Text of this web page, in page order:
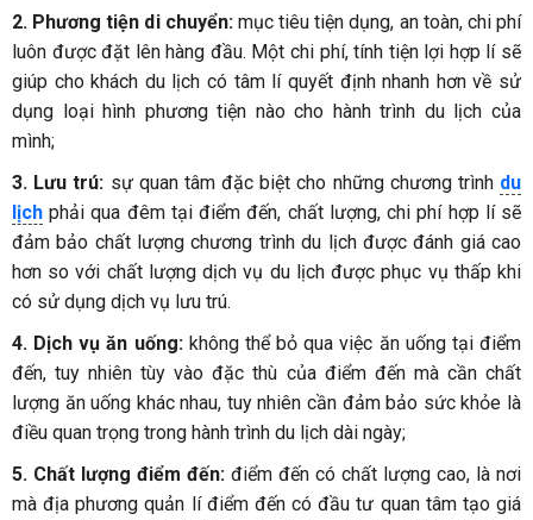
2. Phương tiện di chuyển:mục tiêu tiện dụng, an toàn, chi phí
luôn được đặt lên hàng đầu. Một chi phí, tính tiện lợi hợp lí sẽ
giúp cho khách du lịch có tâm lí quyết định nhanh hơn về sử
dụng loại hình phương tiện nào cho hành trình du lịch của
mình;
3. Lưu trú: sự quan tâm đặc biệt cho những chương trình du
lịch phải qua đêm tại điểm đến, chất lượng, chi phí hợp lí sẽ
đảm bảo chất lượng chương trình du lịch được đánh giá cao
hơn so với chất lượng dịch vụ du lịch được phục vụ thấp khi
có sử dụng dịch vụ lưu trú.
4. Dịch vụ ăn uống:không thể bỏ qua việc ăn uống tại điểm
đến, tuy nhiên tùy vào đặc thù của điểm đến mà cần chất
lượng ăn uống khác nhau, tuy nhiên cần đảm bảo sức khỏe là
điều quan trọng trong hành trình du lịch dài ngày;
5. Chất lượng điểm đến: điểm đến có chất lượng cao, là nơi
mà địa phương quản lí điểm đến có đầu tư quan tâm tạo giá